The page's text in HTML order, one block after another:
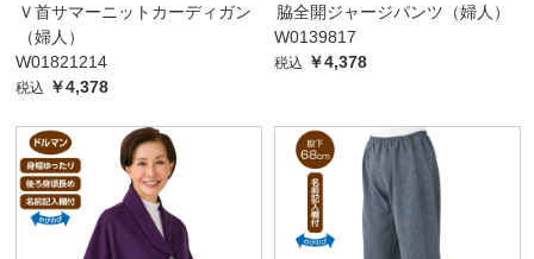
Ｖ首サマーニットカーディガン
（婦人）
W01821214
税込 ￥4,378
脇全開ジャージパンツ（婦人）
W0139817
税込 ￥4,378